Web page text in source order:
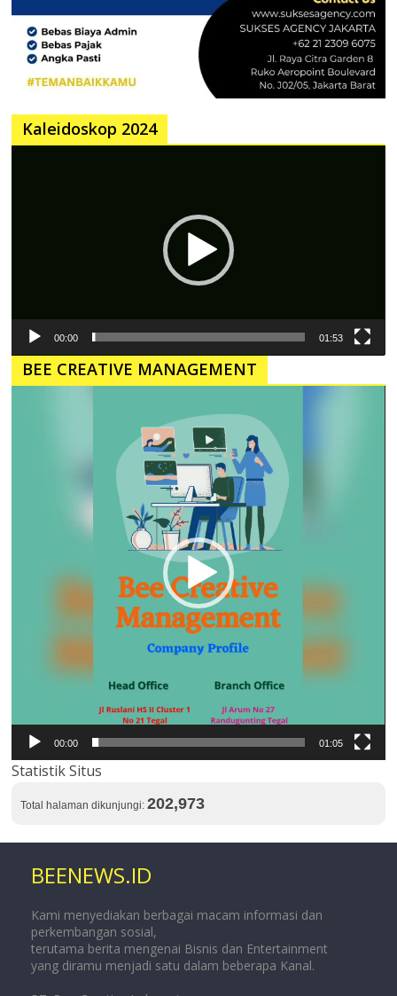
Kaleidoskop 2024
00:00 01:53
BEE CREATIVE MANAGEMENT
00:00 01:05
Statistik Situs
Total halaman dikunjungi:202,973
BEENEWS.ID
Kami menyediakan berbagai macam informasi dan
perkembangan sosial,
terutama berita mengenai Bisnis dan Entertainment
yang diramu menjadi satu dalam beberapa Kanal.